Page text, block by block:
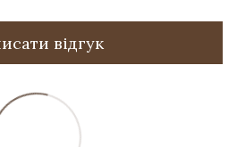
відгук